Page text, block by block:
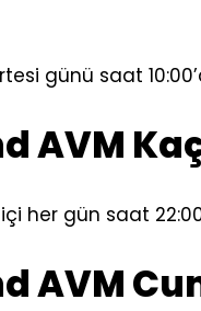
günü saat
AVM
her gün saat
AVM